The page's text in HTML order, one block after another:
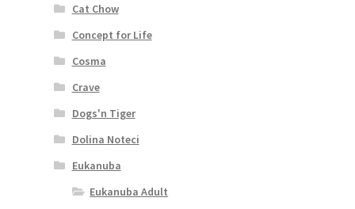
Cat Chow
Concept for Life
Cosma
Crave
Dogs'n Tiger
Dolina Noteci
Eukanuba
Eukanuba Adult